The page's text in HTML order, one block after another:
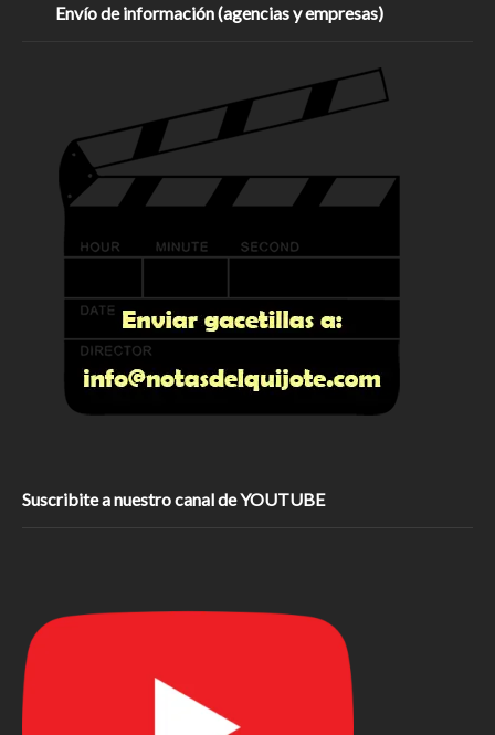
Envío de información (agencias y empresas)
Suscribite a nuestro canal de YOUTUBE